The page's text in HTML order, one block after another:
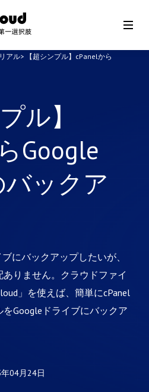
アル>
【超シンプル】cPanelから
ル】
Google
ックア
にバックアップしたいが、
りません。クラウドファイ
」を使えば、簡単にcPanel
Googleドライブにバックア
04月24日